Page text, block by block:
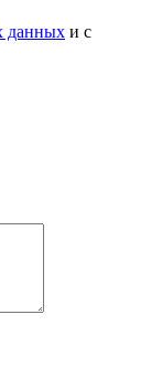
данных и с